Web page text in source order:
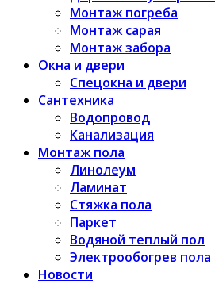
Монтаж погреба
Монтаж сарая
Монтаж забора
Окна и двери
Спецокна и двери
Сантехника
Водопровод
Канализация
Монтаж пола
Линолеум
Ламинат
Стяжка пола
Паркет
Водяной теплый пол
Электрообогрев пола
Новости